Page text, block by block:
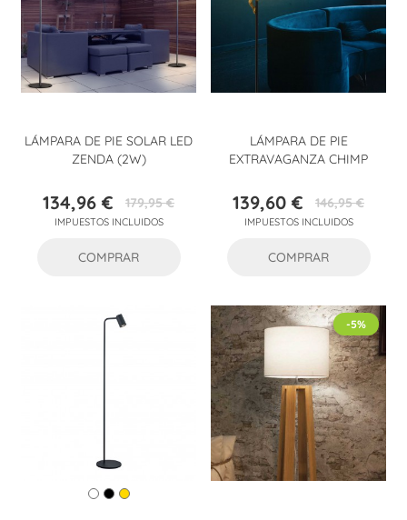
LÁMPARA DE PIE SOLAR LED
ZENDA (2W)
Precio
134,96 €Precio
base
179,95 €
IMPUESTOS INCLUIDOS
COMPRAR
LÁMPARA DE PIE
EXTRAVAGANZA CHIMP
Precio
139,60 €Precio
base
146,95 €
IMPUESTOS INCLUIDOS
COMPRAR
-5%